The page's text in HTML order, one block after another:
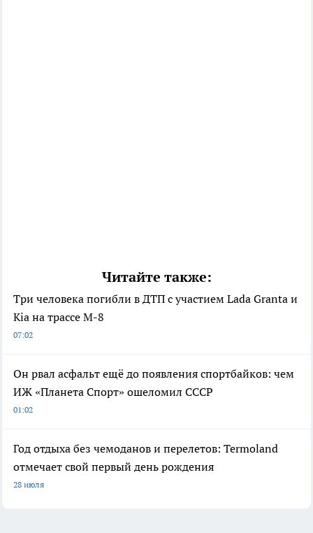
Читайте также:
Три человека погибли в ДТП с участием Lada Granta и
Kia на трассе М-8
07:02
Он рвал асфальт ещё до появления спортбайков: чем
ИЖ «Планета Спорт» ошеломил СССР
01:02
Год отдыха без чемоданов и перелетов: Termoland
отмечает свой первый день рождения
28 июля